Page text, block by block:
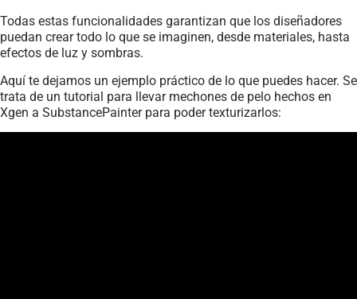
Todas estas funcionalidades garantizan que los diseñadores
puedan crear todo lo que se imaginen, desde materiales, hasta
efectos de luz y sombras.
Aquí te dejamos un ejemplo práctico de lo que puedes hacer. Se
trata de un tutorial para llevar mechones de pelo hechos en
Xgen a SubstancePainter para poder texturizarlos: